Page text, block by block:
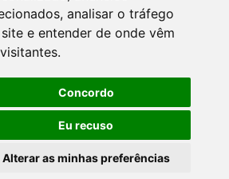
analisar o tráfego
e entender de onde vêm
Concordo
Eu recuso
Alterar as minhas preferências
cookies